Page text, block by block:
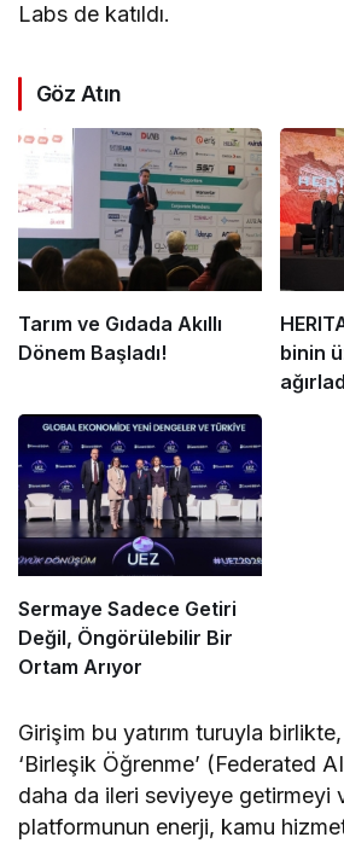
Labs de katıldı.
Göz Atın
Tarım ve Gıdada Akıllı
Dönem Başladı!
binin
Sermaye Sadece Getiri
Değil, Öngörülebilir Bir
Ortam Arıyor
Girişim bu yatırım turuyla
‘Birleşik Öğrenme’ (Federated
daha da ileri seviyeye getirmeyi
platformunun enerji, kamu